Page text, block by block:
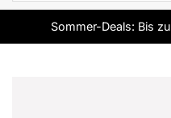
Sommer-Deals: Bis zu